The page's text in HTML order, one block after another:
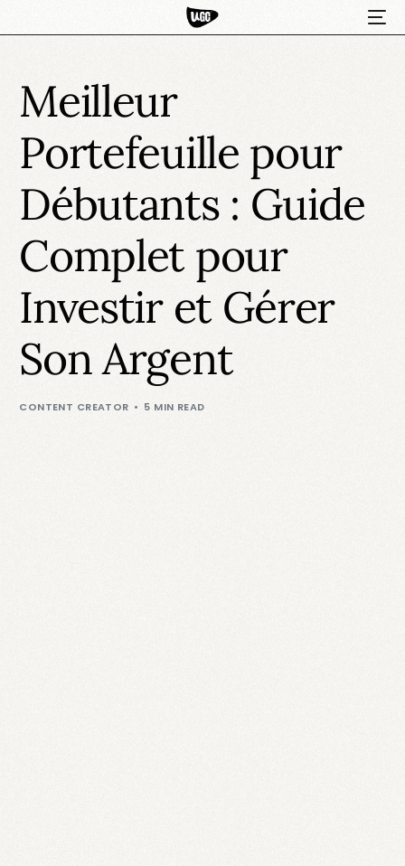
Meilleur
Portefeuille pour
Débutants : Guide
Complet pour
Investir et Gérer
Son Argent
CONTENT CREATOR 5 MIN READ
HOT